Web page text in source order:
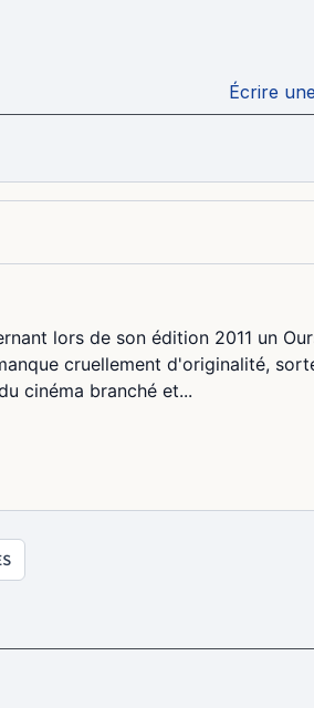
Écrire
lors de son édition 2011 un
cruellement d'originalité,
cinéma branché et...